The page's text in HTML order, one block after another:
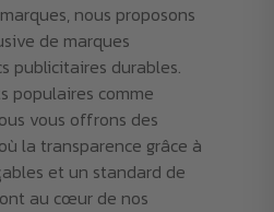
nous proposons
de marques
publicitaires durables.
populaires comme
vous offrons des
la transparence grâce à
et un standard de
au cœur de nos